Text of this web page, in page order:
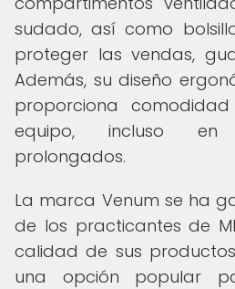
sudado, así como
proteger las vendas,
Además, su diseño
proporciona
equipo, incluso en
prolongados.
La marca Venum se ha
de los practicantes de
calidad de sus
una opción popular